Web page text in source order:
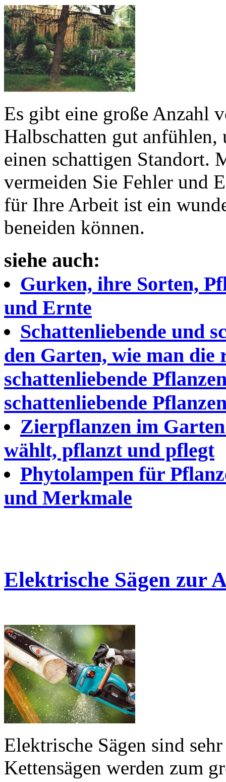
Es gibt eine große Anzahl
Halbschatten gut
einen schattigen Standort.
vermeiden Sie Fehler und
für Ihre Arbeit ist ein
beneiden können.
siehe auch:
Gurken, ihre Sorten,
und Ernte
Schattenliebende und
den Garten, wie man die
schattenliebende
schattenliebende
Zierpflanzen im
wählt, pflanzt und pflegt
Phytolampen für
und Merkmale
Elektrische Sägen zur
Elektrische Sägen sind
Kettensägen werden zum